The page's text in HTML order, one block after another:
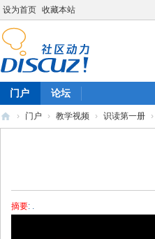
设为首页 收藏本站
门户 论坛
› 门户 › 教学视频 › 识读第一册 ›
摘要: .